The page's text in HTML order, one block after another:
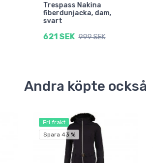
Trespass Nakina
fiberdunjacka, dam,
svart
621 SEK 999 SEK
Andra köpte också
Fri frakt
Spara 43 %